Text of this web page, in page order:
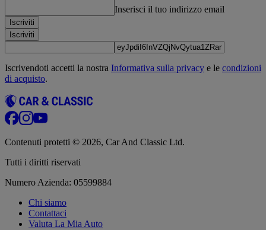
Inserisci il tuo indirizzo email
Iscriviti
Iscriviti
Iscrivendoti accetti la nostra Informativa sulla privacy e le condizioni
di acquisto.
Contenuti protetti © 2026, Car And Classic Ltd.
Tutti i diritti riservati
Numero Azienda: 05599884
Chi siamo
Contattaci
Valuta La Mia Auto